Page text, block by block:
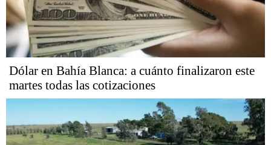
Dólar en Bahía Blanca: a cuánto finalizaron este
martes todas las cotizaciones